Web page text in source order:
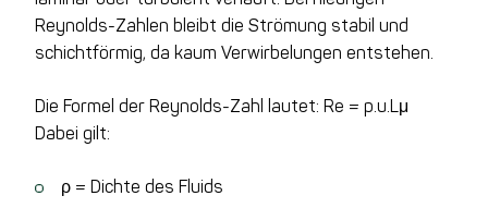
Reynolds-Zahlen bleibt die Strömung stabil und
schichtförmig, da kaum Verwirbelungen entstehen.
Die Formel der Reynolds-Zahl lautet: Re = p.u.Lμ
Dabei gilt:
ρ = Dichte des Fluids